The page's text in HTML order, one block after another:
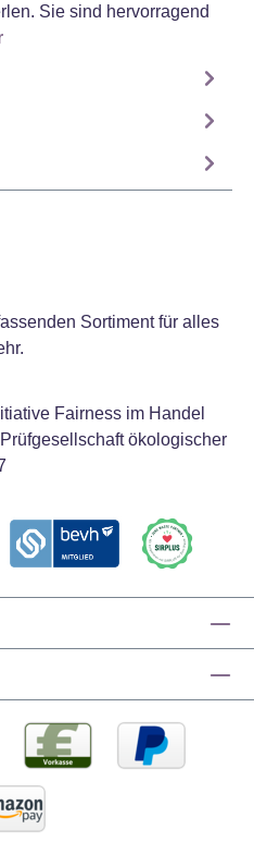
Sie sind hervorragend
Sortiment für alles
Fairness im Handel
ökologischer